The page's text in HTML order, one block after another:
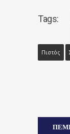
Tags:
Πιστός